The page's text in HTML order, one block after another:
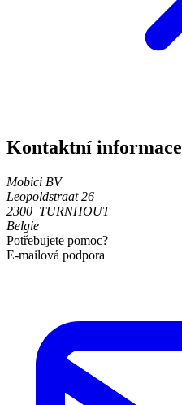
Kontaktní informace
Mobici BV
Leopoldstraat 26
2300 TURNHOUT
Belgie
Potřebujete pomoc?
E-mailová podpora